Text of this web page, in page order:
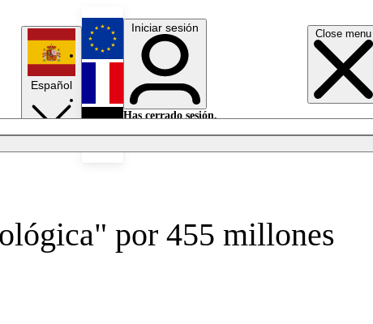
Close menu
Español
English
Français
Iniciar sesión
Has cerrado sesión.
por 455 millones